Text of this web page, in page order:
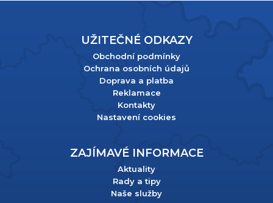
UŽITEČNÉ ODKAZY
Obchodní podmínky
Ochrana osobních údajů
Doprava a platba
Reklamace
Kontakty
Nastavení cookies
ZAJÍMAVÉ INFORMACE
Aktuality
Rady a tipy
Naše služby